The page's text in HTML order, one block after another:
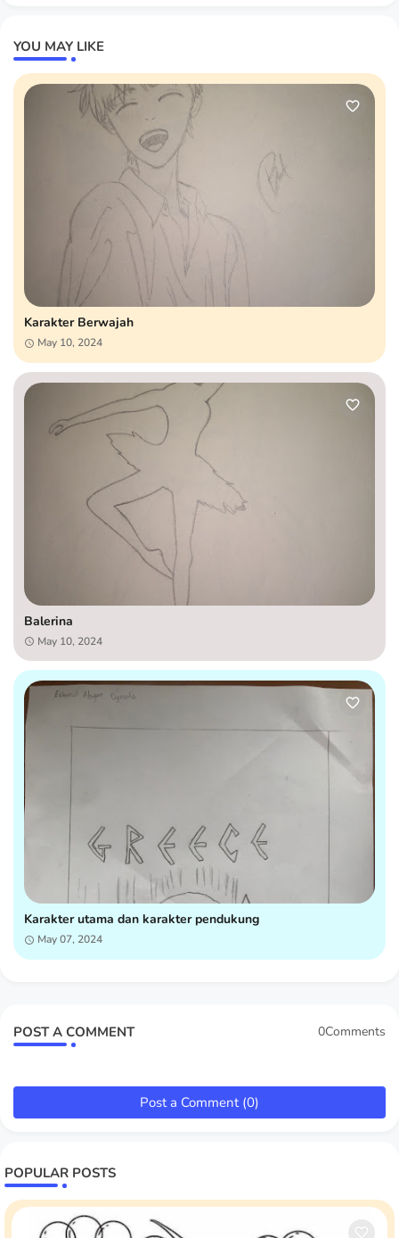
YOU MAY LIKE
Karakter Berwajah
May 10, 2024
Balerina
May 10, 2024
Karakter utama dan karakter pendukung
May 07, 2024
POST A COMMENT 0Comments
Post a Comment (0)
POPULAR POSTS